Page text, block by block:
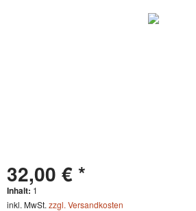
32,00 € *
Inhalt: 1
inkl. MwSt. zzgl. Versandkosten